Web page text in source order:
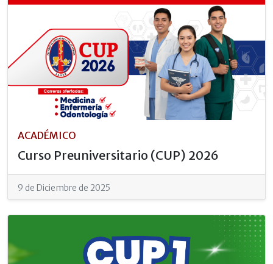
ACADÉMICO
Curso Preuniversitario (CUP) 2026
9 de Diciembre de 2025